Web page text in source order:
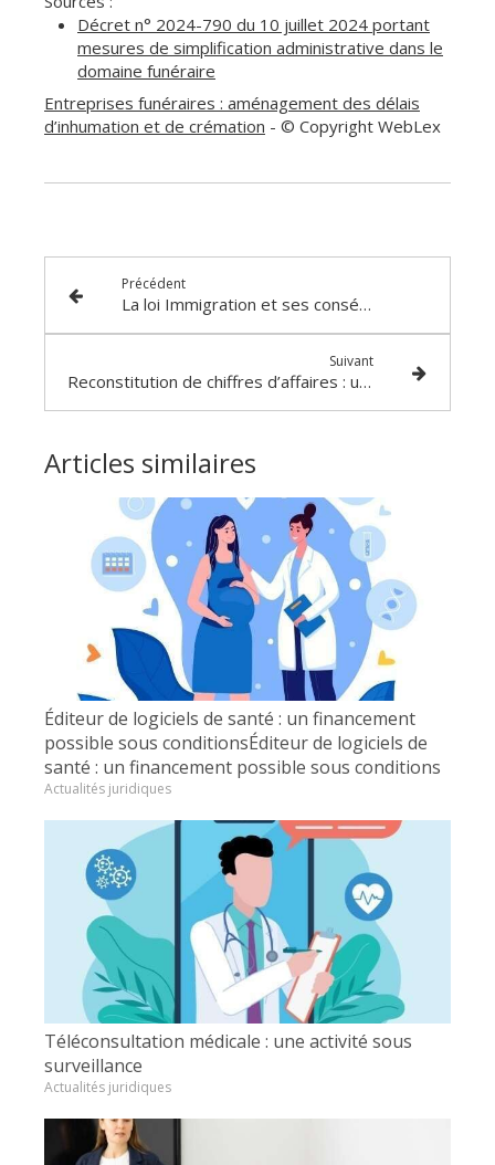
Décret n° 2024-790 du 10 juillet 2024 portant
mesures de simplification administrative dans le
domaine funéraire
Entreprises funéraires : aménagement des délais
d’inhumation et de crémation - © Copyright WebLex
Précédent
La loi Immigration et ses conséquences sociales en entreprise
Suivant
Reconstitution de chiffres d’affaires : une méthode alternative à prendre en compte !
Articles similaires
Éditeur de logiciels de santé : un financement
possible sous conditionsÉditeur de logiciels de
santé : un financement possible sous conditions
Actualités juridiques
Téléconsultation médicale : une activité sous
surveillance
Actualités juridiques